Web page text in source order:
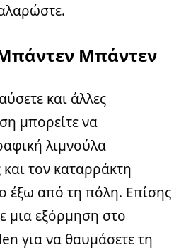
Μπάντεν
και άλλες
μπορείτε να
λιμνούλα
τον καταρράκτη
έξω από τη πόλη. Επίσης
μια εξόρμηση στο
για να θαυμάσετε τη